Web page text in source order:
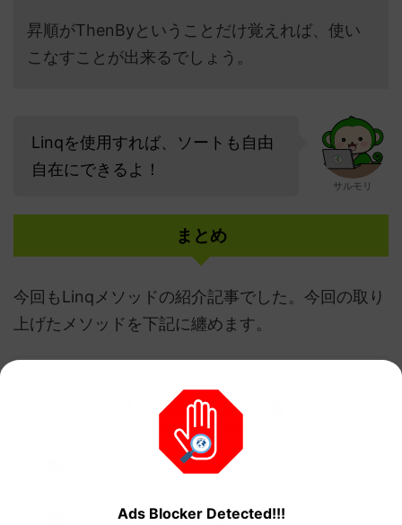
昇順がThenByということだけ覚えれば、使い
こなすことが出来るでしょう。
Linqを使用すれば、ソートも自由
自在にできるよ！
サルモリ
まとめ
今回もLinqメソッドの紹介記事でした。今回の取り
上げたメソッドを下記に纏めます。
今回のメソッド一覧
ThenByDescending
Ads Blocker Detected!!!